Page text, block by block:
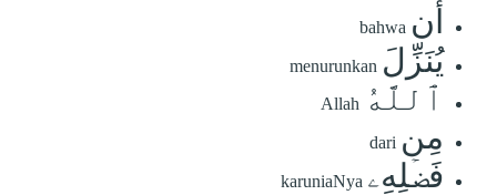
أَن bahwa
يُنَزِّلَ menurunkan
ٱللَّهُ Allah
مِن dari
فَضۡلِهِۦ karuniaNya